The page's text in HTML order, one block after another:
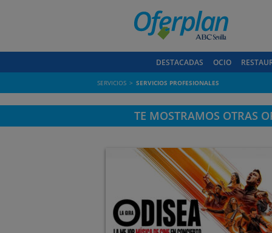
DESTACADAS OCIO
SERVICIOS SERVICIOS PROFESIONALES
TE MOSTRAMOS OTRAS